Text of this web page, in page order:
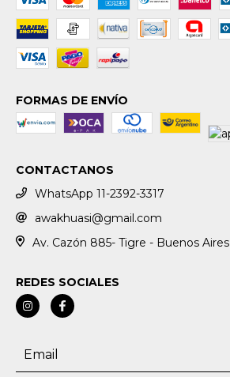
FORMAS DE ENVÍO
CONTACTANOS
WhatsApp 11-2392-3317
awakhuasi@gmail.com
Av. Cazón 885- Tigre - Buenos Aires
REDES SOCIALES